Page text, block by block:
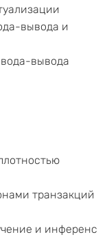
вывода и
вывода
транзакций
и инференс